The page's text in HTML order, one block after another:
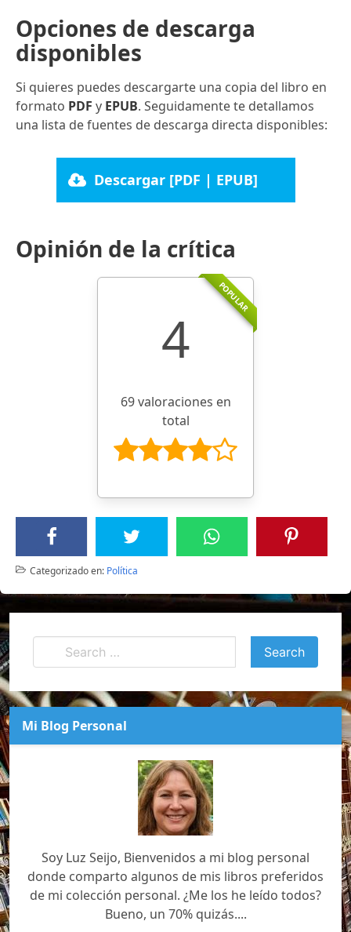
Opciones de descarga
disponibles
Si quieres puedes descargarte una copia del libro en
formato PDF y EPUB. Seguidamente te detallamos
una lista de fuentes de descarga directa disponibles:
Descargar [PDF | EPUB]
Opinión de la crítica
POPULAR
4
69 valoraciones en
total
Categorizado en: Política
Mi Blog Personal
Soy Luz Seijo, Bienvenidos a mi blog personal
donde comparto algunos de mis libros preferidos
de mi colección personal. ¿Me los he leído todos?
Bueno, un 70% quizás....